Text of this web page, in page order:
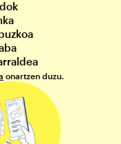
onartzen duzu.